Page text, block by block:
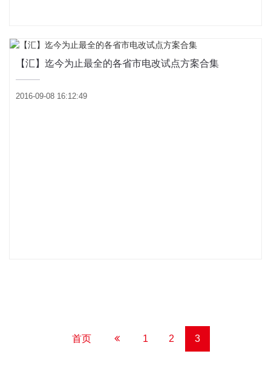
【汇】迄今为止最全的各省市电改试点方案合集
2016-09-08 16:12:49
首页 1 2 3